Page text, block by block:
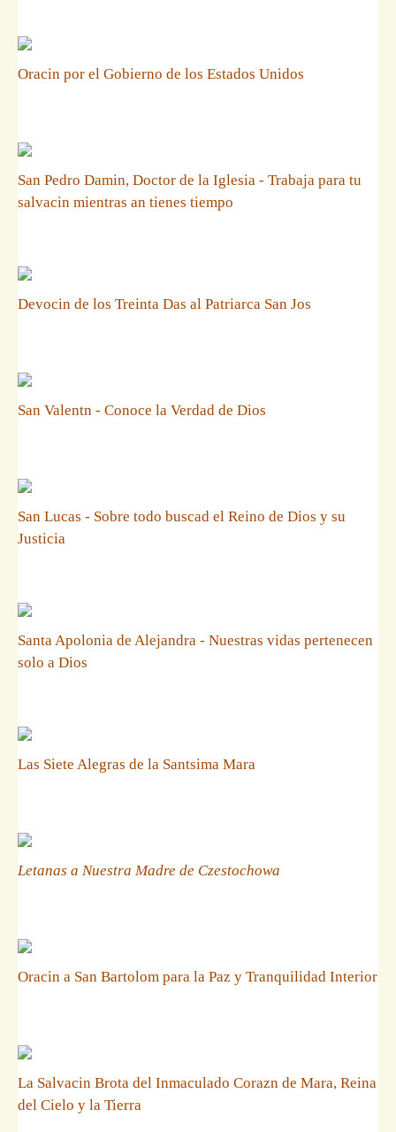
Oracin por el Gobierno de los Estados Unidos
San Pedro Damin, Doctor de la Iglesia - Trabaja para tu
salvacin mientras an tienes tiempo
Devocin de los Treinta Das al Patriarca San Jos
San Valentn - Conoce la Verdad de Dios
San Lucas - Sobre todo buscad el Reino de Dios y su
Justicia
Santa Apolonia de Alejandra - Nuestras vidas pertenecen
solo a Dios
Las Siete Alegras de la Santsima Mara
Letanas a Nuestra Madre de Czestochowa
Oracin a San Bartolom para la Paz y Tranquilidad Interior
La Salvacin Brota del Inmaculado Corazn de Mara, Reina
del Cielo y la Tierra